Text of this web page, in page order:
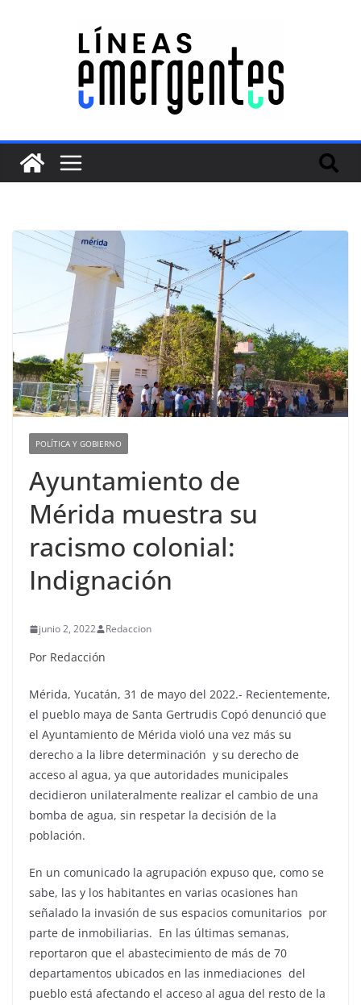
POLÍTICA Y GOBIERNO
Ayuntamiento de
Mérida muestra su
racismo colonial:
Indignación
junio 2, 2022 Redaccion
Por Redacción
Mérida, Yucatán, 31 de mayo del 2022.- Recientemente,
el pueblo maya de Santa Gertrudis Copó denunció que
el Ayuntamiento de Mérida violó una vez más su
derecho a la libre determinación y su derecho de
acceso al agua, ya que autoridades municipales
decidieron unilateralmente realizar el cambio de una
bomba de agua, sin respetar la decisión de la
población.
En un comunicado la agrupación expuso que, como se
sabe, las y los habitantes en varias ocasiones han
señalado la invasión de sus espacios comunitarios por
parte de inmobiliarias. En las últimas semanas,
reportaron que el abastecimiento de más de 70
departamentos ubicados en las inmediaciones del
pueblo está afectando el acceso al agua del resto de la